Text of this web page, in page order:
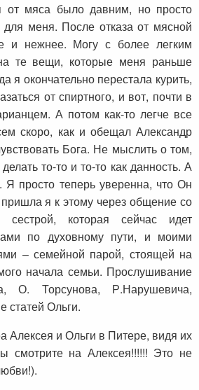
от мяса было давним, но просто
меня. После отказа от мясной
и нежнее. Могу с более легким
те вещи, которые меня раньше
я окончательно перестала курить,
от спиртного, и вот, почти в
А потом как-то легче все
скоро, как и обещал Александр
Бога. Не мыслить о том,
то-то и то-то как данность. А
Я просто теперь уверенна, что Он
я к этому через общение со
сестрой, которая сейчас идет
по духовному пути, и моими
– семейной парой, стоящей на
начала семьи. Прослушивание
О. Торсунова, Р.Нарушевича,
статей Ольги.
Алексея и Ольги в Питере, видя их
смотрите на Алексея!!!!!! Это не